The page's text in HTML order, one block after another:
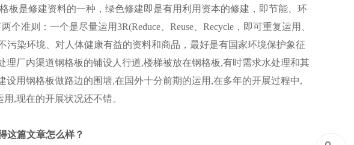
板是修建资料的一种，绿色修建即是有用利用资本的修建，即节能、环
准则：一个是尽量运用3R(Reduce、Reuse、Recycle，即可重复运用、
染环境、对人体健康有益的资料和商品，最好是有国家环境保护象征
厂内渠道钢格板的铺设人行道,楼梯被放在钢格板,有时需求水处理和其
设用钢格板做路边的围墙,在国外十分前期的运用,在多年的开展过程中,
,现在的开展状况还不错。
这篇文章怎么样？